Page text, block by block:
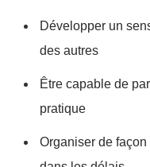
Développer un
des autres
Être capable de
pratique
Organiser de façon